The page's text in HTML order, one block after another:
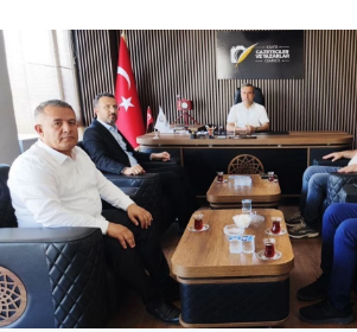
Sağlık
Özel Haber
Kültür Sanat
Eğitim
Ekonomi
Haber Arşivi